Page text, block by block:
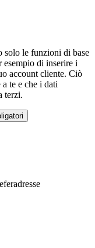
solo le funzioni di base
esempio di inserire i
account cliente. Ciò
te e che i dati
terzi.